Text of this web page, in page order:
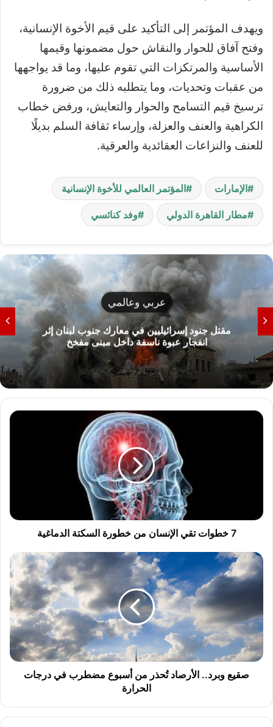
ويهدف المؤتمر إلى التأكيد على قيم الأخوة الإنسانية،
وفتح آفاق للحوار والنقاش حول مضمونها وقيمها
الأساسية والمرتكزات التي تقوم عليها، وما قد يواجهها
من عقبات وتحديات، وما يتطلبه ذلك من ضرورة
ترسيخ قيم التسامح والحوار والتعايش، ورفض خطاب
الكراهية والعنف والعزلة، وإرساء ثقافة السلم بديلًا
للعنف والنزاعات العقائدية والعرقية.
الإمارات المؤتمر العالمي للأخوة الإنسانية
مطار القاهرة الدولي وفد كنائسي
عربي وعالمي
مقتل جنود إسرائيليين في معارك جنوب لبنان إثر
انفجار عبوة ناسفة داخل مبنى مفخخ
7
7 خطوات تقي الإنسان من خطورة السكتة الدماغية
صقيع
وبرد..
الأرصاد
تُحذر
من
أسبوع
مضطرب
في
درجات
الحرارة
صقيع وبرد.. الأرصاد تُحذر من أسبوع مضطرب في درجات
الحرارة